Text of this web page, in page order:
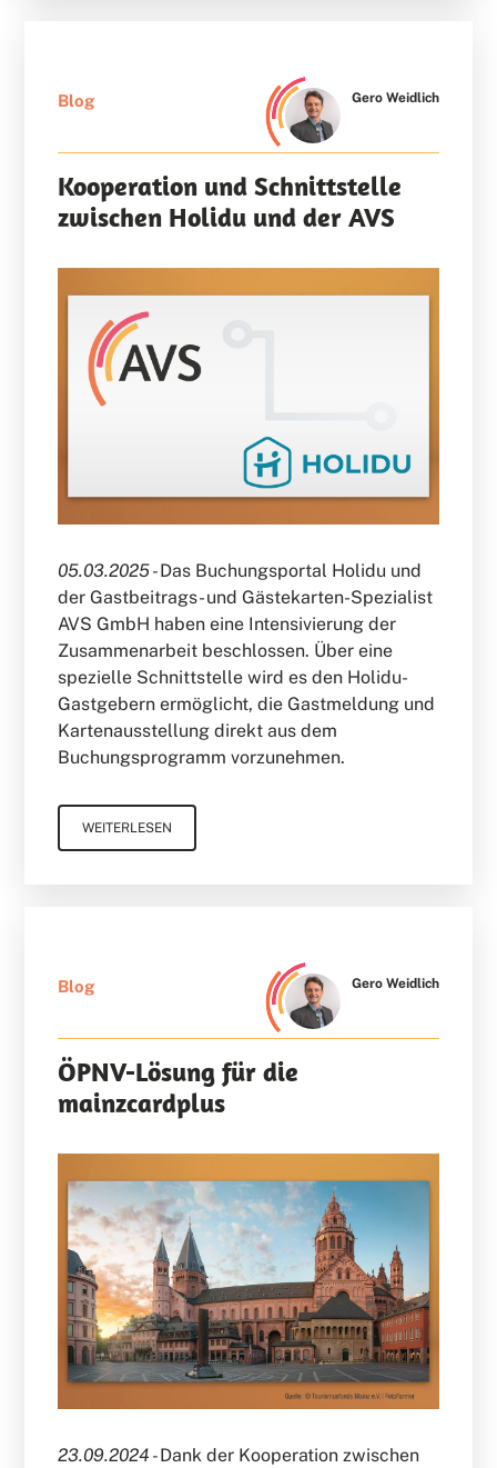
Blog Gero Weidlich
Kooperation und Schnittstelle
zwischen Holidu und der AVS
05.03.2025 -Das Buchungsportal Holidu und
der Gastbeitrags- und Gästekarten-Spezialist
AVS GmbH haben eine Intensivierung der
Zusammenarbeit beschlossen. Über eine
spezielle Schnittstelle wird es den Holidu-
Gastgebern ermöglicht, die Gastmeldung und
Kartenausstellung direkt aus dem
Buchungsprogramm vorzunehmen.
WEITERLESEN
Blog Gero Weidlich
ÖPNV-Lösung für die
mainzcardplus
23.09.2024 -Dank der Kooperation zwischen